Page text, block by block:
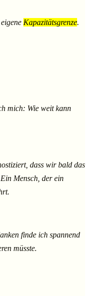
Kapazitätsgrenze.
mich: Wie weit kann
dass wir bald das
Mensch, der ein
finde ich spannend
müsste.